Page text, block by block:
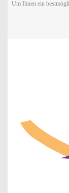
Um Ihnen ein